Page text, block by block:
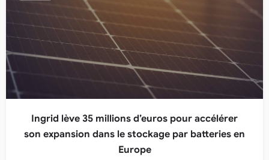
Ingrid lève 35 millions d’euros pour accélérer
son expansion dans le stockage par batteries en
Europe